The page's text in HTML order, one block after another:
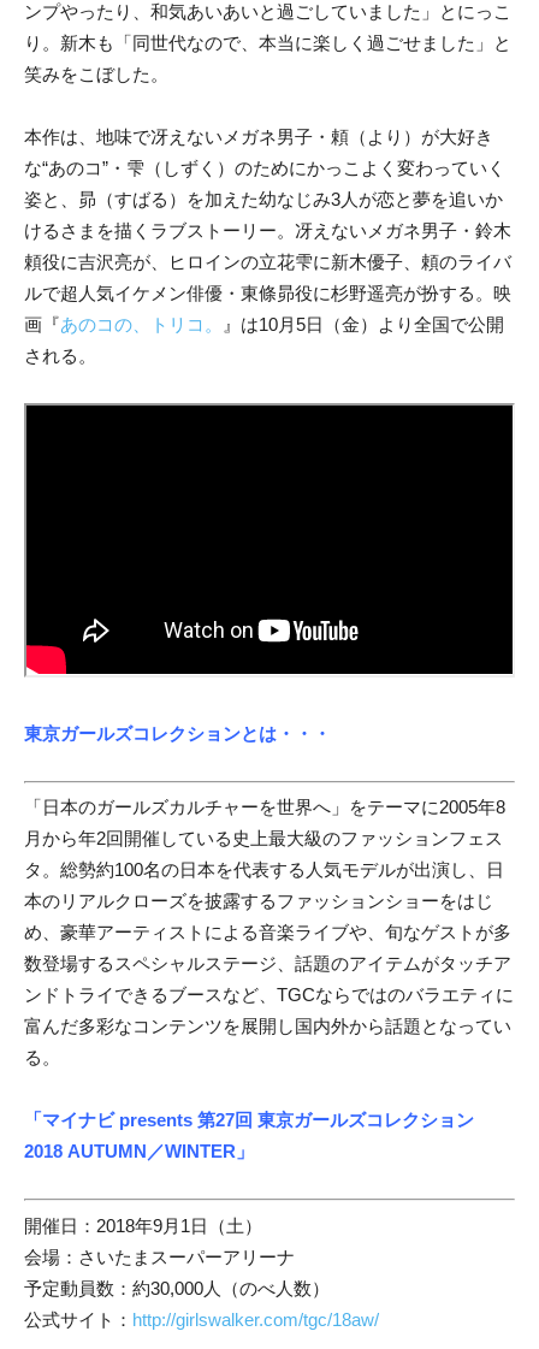
ンプやったり、和気あいあいと過ごしていました」とにっこ
り。新木も「同世代なので、本当に楽しく過ごせました」と
笑みをこぼした。
本作は、地味で冴えないメガネ男子・頼（より）が大好き
な“あのコ”・雫（しずく）のためにかっこよく変わっていく
姿と、昴（すばる）を加えた幼なじみ3人が恋と夢を追いか
けるさまを描くラブストーリー。冴えないメガネ男子・鈴木
頼役に吉沢亮が、ヒロインの立花雫に新木優子、頼のライバ
ルで超人気イケメン俳優・東條昴役に杉野遥亮が扮する。映
画『あのコの、トリコ。
』は10月5日（金）より全国で公開
される。
東京ガールズコレクションとは・・・
「日本のガールズカルチャーを世界へ」をテーマに2005年8
月から年2回開催している史上最大級のファッションフェス
タ。総勢約100名の日本を代表する人気モデルが出演し、日
本のリアルクローズを披露するファッションショーをはじ
め、豪華アーティストによる音楽ライブや、旬なゲストが多
数登場するスペシャルステージ、話題のアイテムがタッチア
ンドトライできるブースなど、TGCならではのバラエティに
富んだ多彩なコンテンツを展開し国内外から話題となってい
る。
「マイナビ presents 第27回 東京ガールズコレクション
2018 AUTUMN／WINTER」
開催日：2018年9月1日（土）
会場：さいたまスーパーアリーナ
予定動員数：約30,000人（のべ人数）
公式サイト： http://girlswalker.com/tgc/18aw/